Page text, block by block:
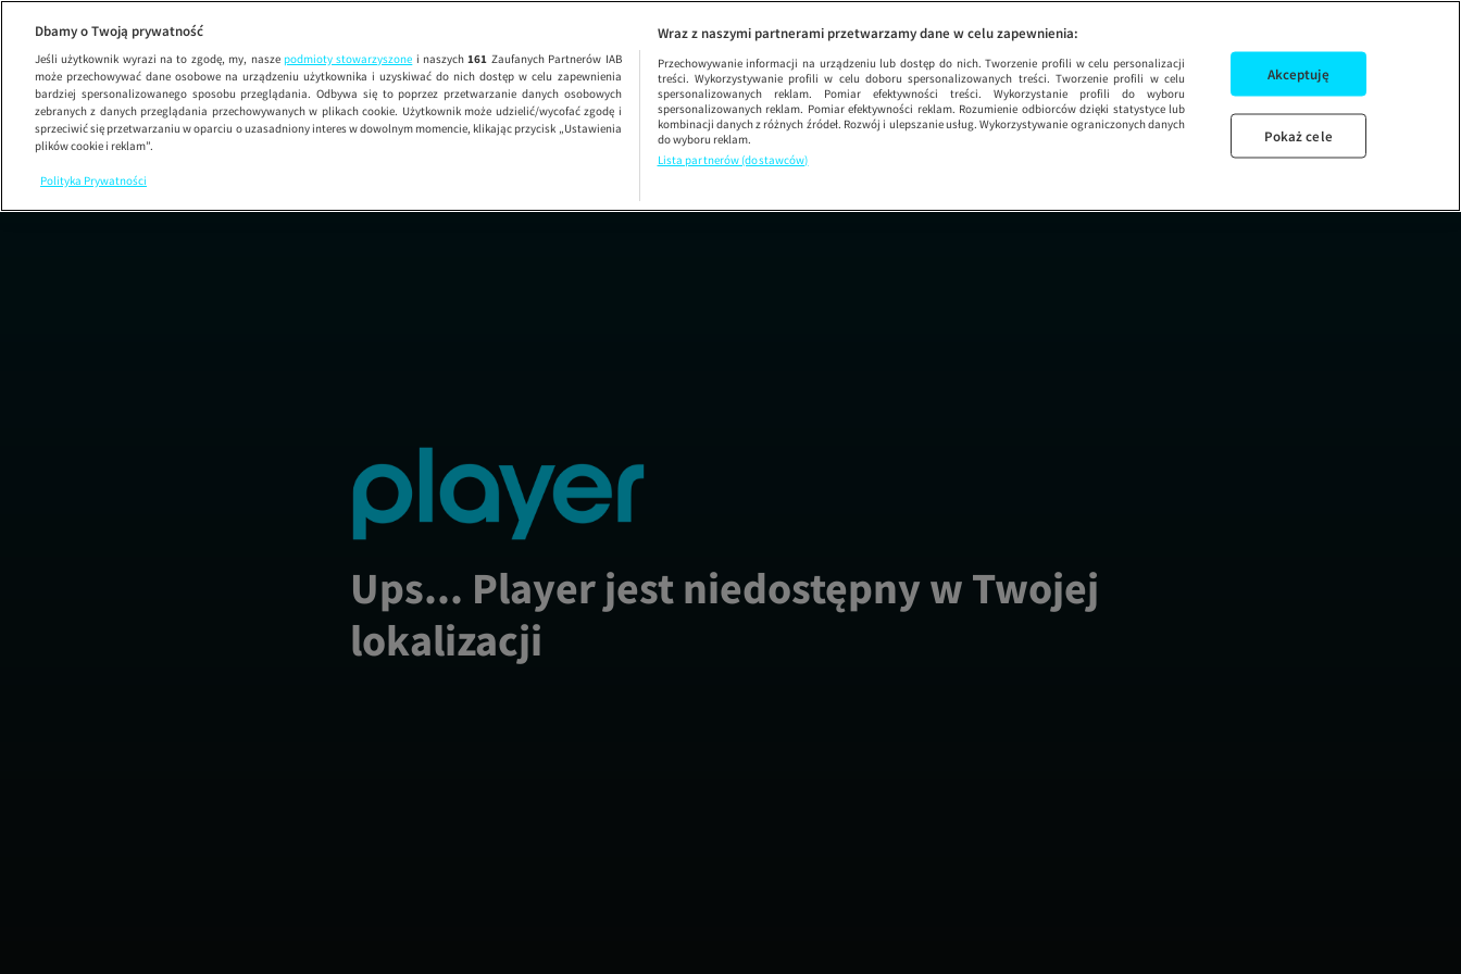
Renewi Tour | 1. etap
Ups... Player jest niedostępny w Twojej
lokalizacji
Dbamy o Twoją prywatność
Jeśli użytkownik wyrazi na to zgodę, my, nasze podmioty stowarzyszone i naszych161 Zaufanych Partnerów IAB
może przechowywać dane osobowe na urządzeniu użytkownika i uzyskiwać do nich dostęp w celu zapewnienia
bardziej spersonalizowanego sposobu przeglądania. Odbywa się to poprzez przetwarzanie danych osobowych
zebranych z danych przeglądania przechowywanych w plikach cookie. Użytkownik może udzielić/wycofać zgodę i
sprzeciwić się przetwarzaniu w oparciu o uzasadniony interes w dowolnym momencie, klikając przycisk „Ustawienia
plików cookie i reklam”.
Polityka Prywatności
Wraz z naszymi partnerami przetwarzamy dane w celu zapewnienia:
Przechowywanie informacji na urządzeniu lub dostęp do nich. Tworzenie profili w celu personalizacji
treści. Wykorzystywanie profili w celu doboru spersonalizowanych treści. Tworzenie profili w celu
spersonalizowanych reklam. Pomiar efektywności treści. Wykorzystanie profili do wyboru
spersonalizowanych reklam. Pomiar efektywności reklam. Rozumienie odbiorców dzięki statystyce lub
kombinacji danych z różnych źródeł. Rozwój i ulepszanie usług. Wykorzystywanie ograniczonych danych
do wyboru reklam.
Lista partnerów (dostawców)
Akceptuję
Pokaż cele